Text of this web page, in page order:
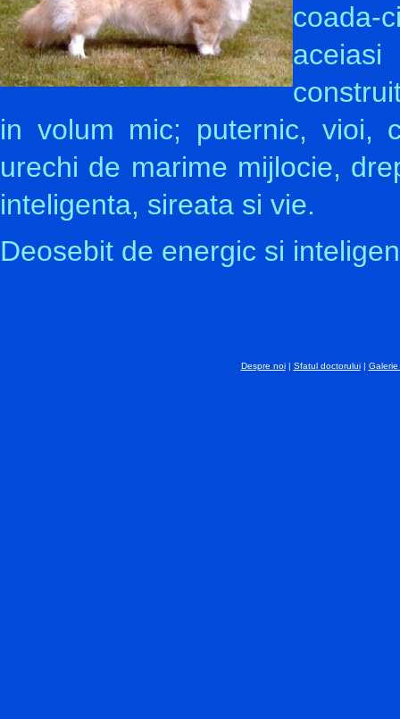
in volum mic; puternic, vioi,
urechi de marime mijlocie,
inteligenta, sireata si vie.
Deosebit de energic si
Despre noi| Sfatul doctorului|